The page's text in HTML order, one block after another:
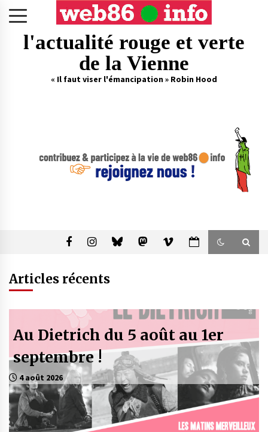
l'actualité rouge et verte
de la Vienne
« Il faut viser l'émancipation » Robin Hood
Articles récents
Soutiens attentat Pride Berlin :
sont-ils tous bons à prendre ?
2 août 2026